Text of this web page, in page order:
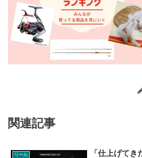
関連記事
リール
「仕上げて